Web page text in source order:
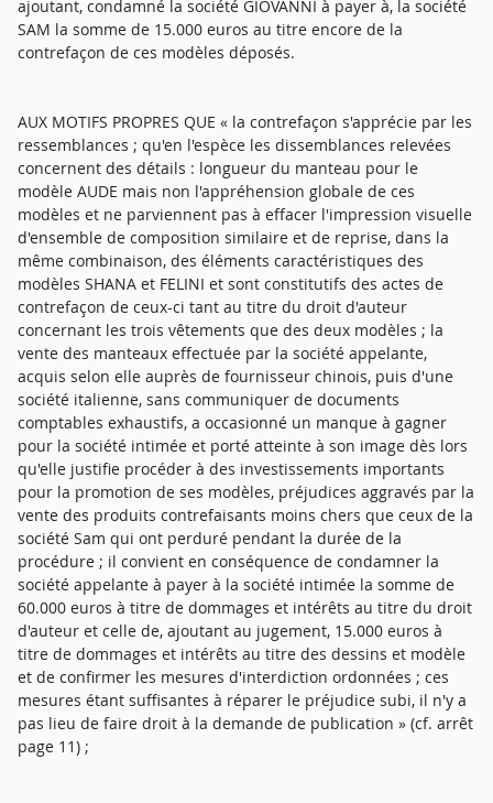
ajoutant, condamné la société GIOVANNI à payer à, la société
SAM la somme de 15.000 euros au titre encore de la
contrefaçon de ces modèles déposés.
AUX MOTIFS PROPRES QUE « la contrefaçon s'apprécie par les
ressemblances ; qu'en l'espèce les dissemblances relevées
concernent des détails : longueur du manteau pour le
modèle AUDE mais non l'appréhension globale de ces
modèles et ne parviennent pas à effacer l'impression visuelle
d'ensemble de composition similaire et de reprise, dans la
même combinaison, des éléments caractéristiques des
modèles SHANA et FELINI et sont constitutifs des actes de
contrefaçon de ceux-ci tant au titre du droit d'auteur
concernant les trois vêtements que des deux modèles ; la
vente des manteaux effectuée par la société appelante,
acquis selon elle auprès de fournisseur chinois, puis d'une
société italienne, sans communiquer de documents
comptables exhaustifs, a occasionné un manque à gagner
pour la société intimée et porté atteinte à son image dès lors
qu'elle justifie procéder à des investissements importants
pour la promotion de ses modèles, préjudices aggravés par la
vente des produits contrefaisants moins chers que ceux de la
société Sam qui ont perduré pendant la durée de la
procédure ; il convient en conséquence de condamner la
société appelante à payer à la société intimée la somme de
60.000 euros à titre de dommages et intérêts au titre du droit
d'auteur et celle de, ajoutant au jugement, 15.000 euros à
titre de dommages et intérêts au titre des dessins et modèle
et de confirmer les mesures d'interdiction ordonnées ; ces
mesures étant suffisantes à réparer le préjudice subi, il n'y a
pas lieu de faire droit à la demande de publication » (cf. arrêt
page 11) ;